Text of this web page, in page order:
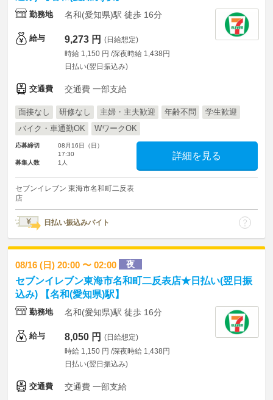
勤務地 名和(愛知県)駅 徒歩 16分
給与 9,273 円 (日給想定)
時給 1,150 円 /深夜時給 1,438円
日払い(翌日振込み)
交通費 交通費 一部支給
面接なし 研修なし 主婦・主夫歓迎 年齢不問
学生歓迎
バイク・車通勤OK
WワークOK
応募締切
08月16日（日）
17:30
募集人数
1人
詳細を見る
セブンイレブン 東海市名和町二反表
店
日払い振込みバイト
08/16 (日) 20:00 〜 02:00 夜
セブンイレブン東海市名和町二反表店★日払い(翌日振
込み) 【名和(愛知県)駅】
勤務地 名和(愛知県)駅 徒歩 16分
給与 8,050 円 (日給想定)
時給 1,150 円 /深夜時給 1,438円
日払い(翌日振込み)
交通費 交通費 一部支給